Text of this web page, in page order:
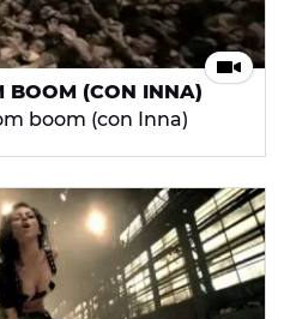
BOOM (CON INNA)
boom (con Inna)